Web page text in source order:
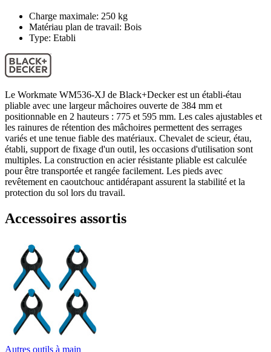
Charge maximale: 250 kg
Matériau plan de travail: Bois
Type: Etabli
Le Workmate WM536-XJ de Black+Decker est un établi-étau
pliable avec une largeur mâchoires ouverte de 384 mm et
positionnable en 2 hauteurs : 775 et 595 mm. Les cales ajustables et
les rainures de rétention des mâchoires permettent des serrages
variés et une tenue fiable des matériaux. Chevalet de scieur, étau,
établi, support de fixage d'un outil, les occasions d'utilisation sont
multiples. La construction en acier résistante pliable est calculée
pour être transportée et rangée facilement. Les pieds avec
revêtement en caoutchouc antidérapant assurent la stabilité et la
protection du sol lors du travail.
Accessoires assortis
Autres outils à main